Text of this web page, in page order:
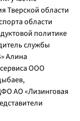
Тверской области
области
политике
службы
Алина
ООО
АО «Лизинговая